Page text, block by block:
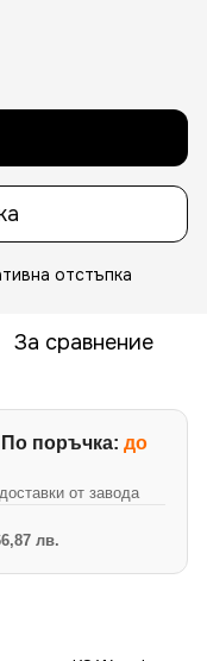
отстъпка
За сравнение
По поръчка: до
от завода
лв.